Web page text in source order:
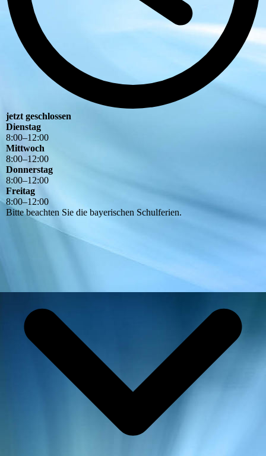
jetzt geschlossen
Dienstag
8:00–12:00
Mittwoch
8:00–12:00
Donnerstag
8:00–12:00
Freitag
8:00–12:00
Bitte beachten Sie die bayerischen Schulferien.